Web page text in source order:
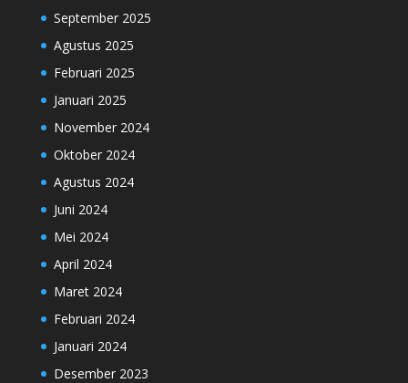
September 2025
Agustus 2025
Februari 2025
Januari 2025
November 2024
Oktober 2024
Agustus 2024
Juni 2024
Mei 2024
April 2024
Maret 2024
Februari 2024
Januari 2024
Desember 2023